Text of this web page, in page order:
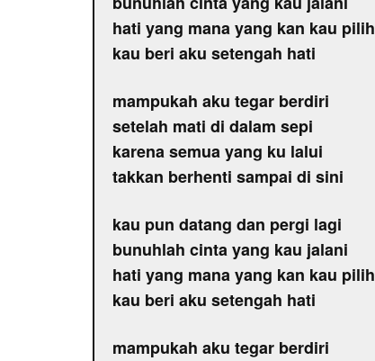
hati yang mana yang kan kau pilih
kau beri aku setengah hati
mampukah aku tegar berdiri
setelah mati di dalam sepi
karena semua yang ku lalui
takkan berhenti sampai di sini
kau pun datang dan pergi lagi
bunuhlah cinta yang kau jalani
hati yang mana yang kan kau pilih
kau beri aku setengah hati
mampukah aku tegar berdiri